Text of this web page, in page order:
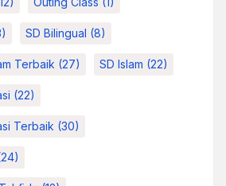
SD Bilingual (8)
Terbaik (27) SD Islam (22)
(22)
Terbaik (30)